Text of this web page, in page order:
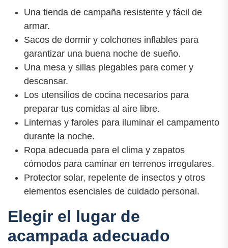
Una tienda de campaña resistente y fácil de
armar.
Sacos de dormir y colchones inflables para
garantizar una buena noche de sueño.
Una mesa y sillas plegables para comer y
descansar.
Los utensilios de cocina necesarios para
preparar tus comidas al aire libre.
Linternas y faroles para iluminar el campamento
durante la noche.
Ropa adecuada para el clima y zapatos
cómodos para caminar en terrenos irregulares.
Protector solar, repelente de insectos y otros
elementos esenciales de cuidado personal.
Elegir el lugar de
acampada adecuado